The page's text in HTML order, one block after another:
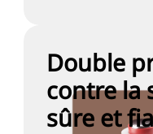
Double
contre la
sûre et